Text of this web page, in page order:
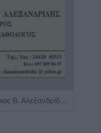
Ειδικός Παθολόγος "Δημήτριος Β. Αλεξανδρίδης"